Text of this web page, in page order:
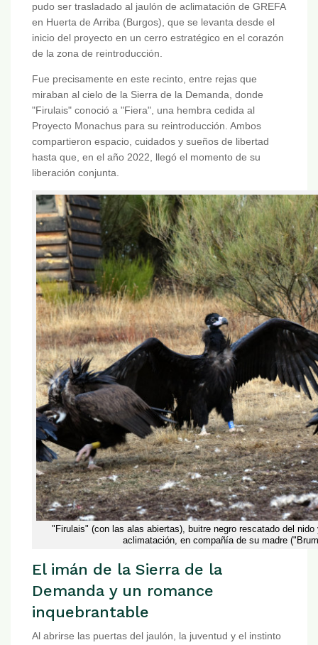
pudo ser trasladado al jaulón de aclimatación de GREFA
en Huerta de Arriba (Burgos), que se levanta desde el
inicio del proyecto en un cerro estratégico en el corazón
de la zona de reintroducción.
Fue precisamente en este recinto, entre rejas que
miraban al cielo de la Sierra de la Demanda, donde
"Firulais" conoció a "Fiera", una hembra cedida al
Proyecto Monachus para su reintroducción. Ambos
compartieron espacio, cuidados y sueños de libertad
hasta que, en el año 2022, llegó el momento de su
liberación conjunta.
"Firulais" (con las alas abiertas), buitre negro rescatado del
aclimatación, en compañía de su madre
El imán de la Sierra de la
Demanda y un romance
inquebrantable
Al abrirse las puertas del jaulón, la juventud y el instinto